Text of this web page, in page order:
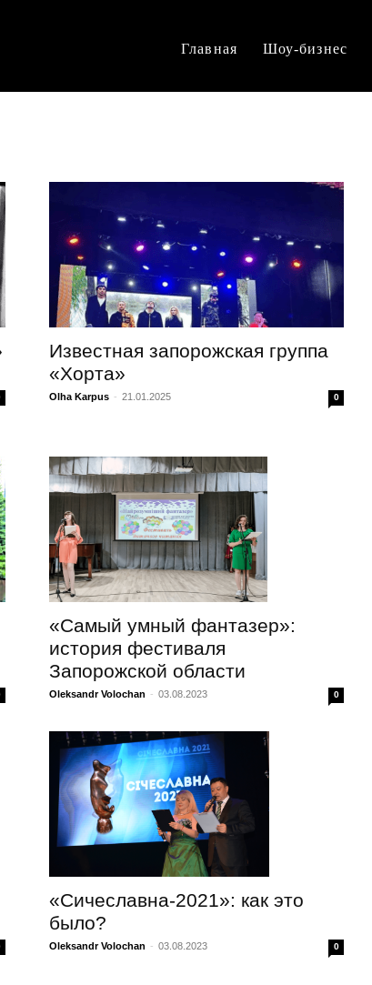
Главная Шоу-бизнес
Известная запорожская группа
«Хорта»
Olha Karpus - 21.01.2025 0
«Самый умный фантазер»:
история фестиваля
Запорожской области
Oleksandr Volochan - 03.08.2023 0
«Сичеславна-2021»: как это
было?
Oleksandr Volochan - 03.08.2023 0